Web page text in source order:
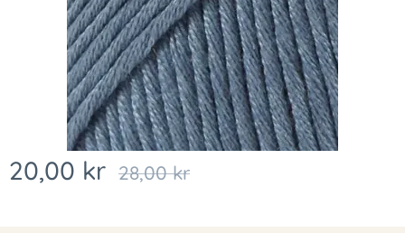
20,00 kr 28,00kr